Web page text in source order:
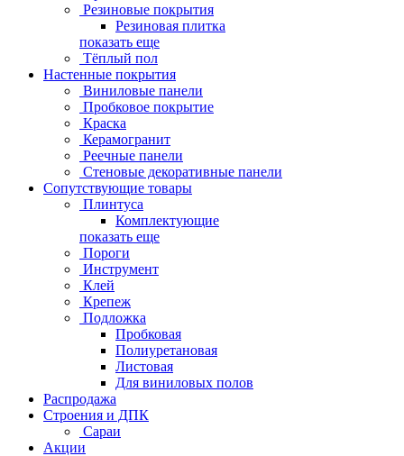
Резиновые покрытия
Резиновая плитка
показать еще
Тёплый пол
Настенные покрытия
Виниловые панели
Пробковое покрытие
Краска
Керамогранит
Реечные панели
Стеновые декоративные панели
Сопутствующие товары
Плинтуса
Комплектующие
показать еще
Пороги
Инструмент
Клей
Крепеж
Подложка
Пробковая
Полиуретановая
Листовая
Для виниловых полов
Распродажа
Строения и ДПК
Сараи
Акции